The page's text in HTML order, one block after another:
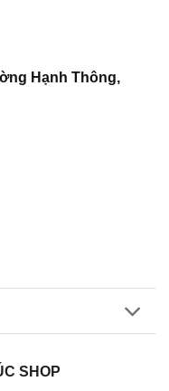
Hạnh Thông,
SHOP